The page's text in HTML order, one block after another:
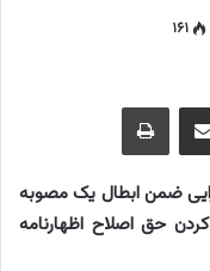
۱۶۱
اشتراک گذاری با ایمیل
ضمن ابطال یک مصوبه
حق اصلاح اظهارنامه